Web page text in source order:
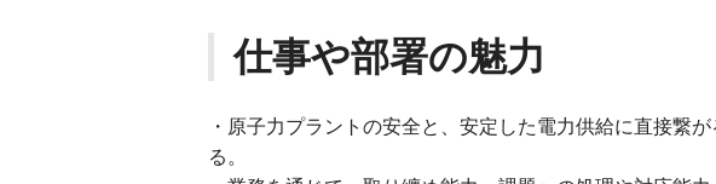
仕事や部署の魅力
・原子力プラントの安全と、安定した電力供給に直接繋
る。